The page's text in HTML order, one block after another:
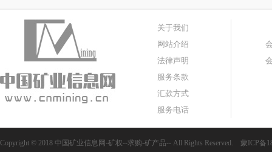
关于我们
网站介绍
法律声明
服务条款
汇款方式
服务电话
Copyright © 2018 中国矿业信息网-矿权--求购-矿产品-- All Rights Reserved. 蒙ICP备